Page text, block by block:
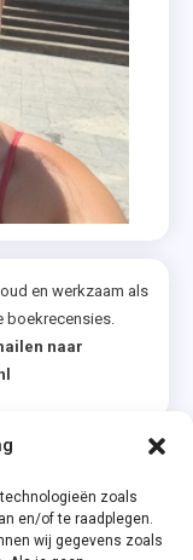
zoals
en/of te raadplegen.
wij gegevens zoals
en werkzaam als
boekrecensies.
naar